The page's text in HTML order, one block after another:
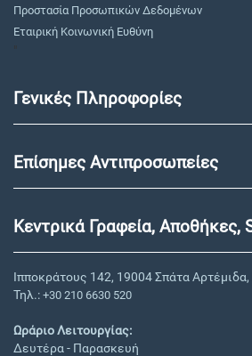
Προστασία Προσωπικών Δεδομένων
Εταιρική Κοινωνική Ευθύνη
"
Γενικές Πληροφορίες
Επίσημες Αντιπροσωπείες
Κεντρικά Γραφεία, Αποθήκες,
Ιπποκράτους 142, 19004 Σπάτα
Τηλ.: +30 210 6630 520
Ωράριο Λειτουργίας:
Δευτέρα - Παρασκευή